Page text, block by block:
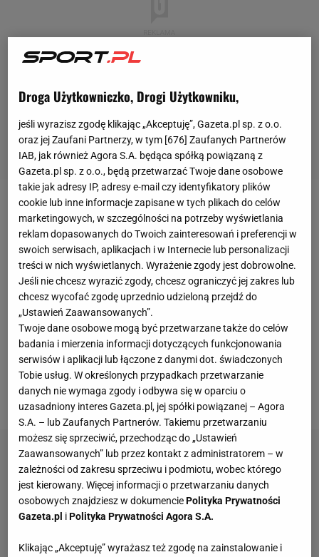
Reprezentantka Kazachstanu w pierwszych dwóch
meczachświetnie sobie poradziła.Najpierw ograła
2:1 w setach Igę Świątek , a później pokonała 2:0
Amandę Anisimovą. Mecz z Keys stanowił więc
tylko formalność, gdyż Rybakina była pewna wyjścia
z grupy, w przeciwieństwie do Amerykanki, która
wcześniej poniosła dwie porażki.Dlatego też
postanowiła się wycofać z zawodów i w środę
zamiast niej w zastępstwie oglądaliśmy Jekatierinę
Aleksandrową.
Droga Użytkowniczko, Drogi Użytkowniku,
jeśli wyrazisz zgodę klikając „Akceptuję”, Gazeta.pl sp. z o.o.
oraz jej Zaufani Partnerzy, w tym [676] Zaufanych Partnerów
IAB, jak również Agora S.A. będąca spółką powiązaną z
Gazeta.pl sp. z o.o., będą przetwarzać Twoje dane osobowe
takie jak adresy IP, adresy e-mail czy identyfikatory plików
cookie lub inne informacje zapisane w tych plikach do celów
marketingowych, w szczególności na potrzeby wyświetlania
reklam dopasowanych do Twoich zainteresowań i preferencji w
swoich serwisach, aplikacjach i w Internecie lub personalizacji
treści w nich wyświetlanych. Wyrażenie zgody jest dobrowolne.
Jeśli nie chcesz wyrazić zgody, chcesz ograniczyć jej zakres lub
chcesz wycofać zgodę uprzednio udzieloną przejdź do
„Ustawień Zaawansowanych”.
Twoje dane osobowe mogą być przetwarzane także do celów
badania i mierzenia informacji dotyczących funkcjonowania
serwisów i aplikacji lub łączone z danymi dot. świadczonych
Tobie usług. W określonych przypadkach przetwarzanie
danych nie wymaga zgody i odbywa się w oparciu o
uzasadniony interes Gazeta.pl, jej spółki powiązanej – Agora
S.A. – lub Zaufanych Partnerów. Takiemu przetwarzaniu
możesz się sprzeciwić, przechodząc do „Ustawień
Zaawansowanych” lub przez kontakt z administratorem – w
zależności od zakresu sprzeciwu i podmiotu, wobec którego
jest kierowany. Więcej informacji o przetwarzaniu danych
osobowych znajdziesz w dokumenciePolityka Prywatności
Gazeta.pl iPolityka Prywatności Agora S.A.
Klikając „Akceptuję” wyrażasz też zgodę na zainstalowanie i